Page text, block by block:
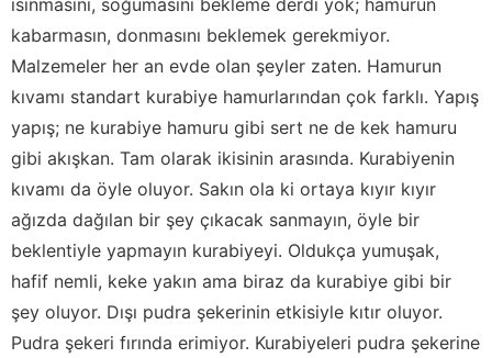
kabarmasın, donmasını beklemek gerekmiyor.
Malzemeler her an evde olan şeyler zaten. Hamurun
kıvamı standart kurabiye hamurlarından çok farklı. Yapış
yapış; ne kurabiye hamuru gibi sert ne de kek hamuru
gibi akışkan. Tam olarak ikisinin arasında. Kurabiyenin
kıvamı da öyle oluyor. Sakın ola ki ortaya kıyır kıyır
ağızda dağılan bir şey çıkacak sanmayın, öyle bir
beklentiyle yapmayın kurabiyeyi. Oldukça yumuşak,
hafif nemli, keke yakın ama biraz da kurabiye gibi bir
şey oluyor. Dışı pudra şekerinin etkisiyle kıtır oluyor.
Pudra şekeri fırında erimiyor. Kurabiyeleri pudra şekerine